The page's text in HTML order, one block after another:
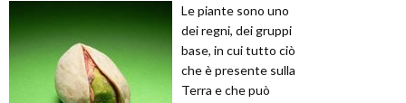
Le piante sono uno
dei regni, dei gruppi
base, in cui tutto ciò
che è presente sulla
Terra e che può